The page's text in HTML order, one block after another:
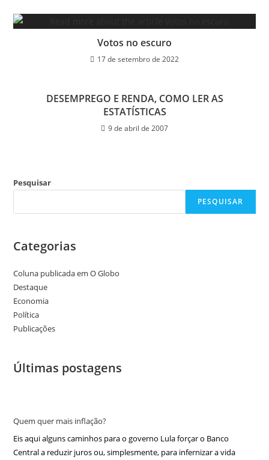
Votos no escuro
17 de setembro de 2022
DESEMPREGO E RENDA, COMO LER AS
ESTATÍSTICAS
9 de abril de 2007
Pesquisar
PESQUISAR
Categorias
Coluna publicada em O Globo
Destaque
Economia
Política
Publicações
Últimas postagens
Quem quer mais inflação?
Eis aqui alguns caminhos para o governo Lula forçar o Banco
Central a reduzir juros ou, simplesmente, para infernizar a vida